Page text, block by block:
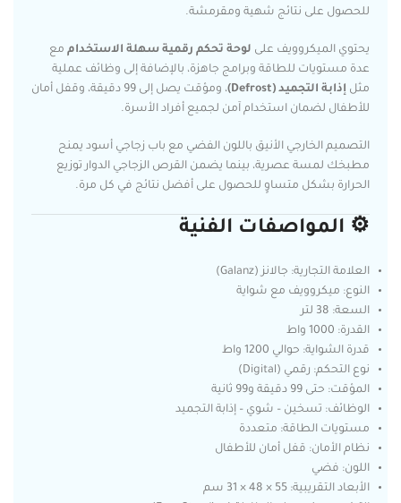
للحصول على نتائج شهية ومقرمشة.
يحتوي الميكروويف على لوحة تحكم رقمية سهلة الاستخدام مع
عدة مستويات للطاقة وبرامج جاهزة، بالإضافة إلى وظائف عملية
مثل إذابة التجميد (Defrost)
، ومؤقت يصل إلى 99 دقيقة، وقفل أمان
للأطفال لضمان استخدام آمن لجميع أفراد الأسرة.
التصميم الخارجي الأنيق باللون الفضي مع باب زجاجي أسود يمنح
مطبخك لمسة عصرية، بينما يضمن القرص الزجاجي الدوار توزيع
الحرارة بشكل متساوٍ للحصول على أفضل نتائج في كل مرة.
⚙️ المواصفات الفنية
العلامة التجارية: جالانز (Galanz)
النوع: ميكروويف مع شواية
السعة: 38 لتر
القدرة: 1000 واط
قدرة الشواية: حوالي 1200 واط
نوع التحكم: رقمي (Digital)
المؤقت: حتى 99 دقيقة و99 ثانية
الوظائف: تسخين – شوي – إذابة التجميد
مستويات الطاقة: متعددة
نظام الأمان: قفل أمان للأطفال
اللون: فضي
الأبعاد التقريبية: 55 × 48 × 31 سم